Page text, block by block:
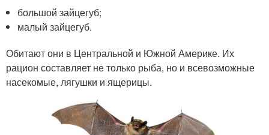
большой зайцегуб;
малый зайцегуб.
Обитают они в Центральной и Южной Америке. Их
рацион составляет не только рыба, но и всевозможные
насекомые, лягушки и ящерицы.